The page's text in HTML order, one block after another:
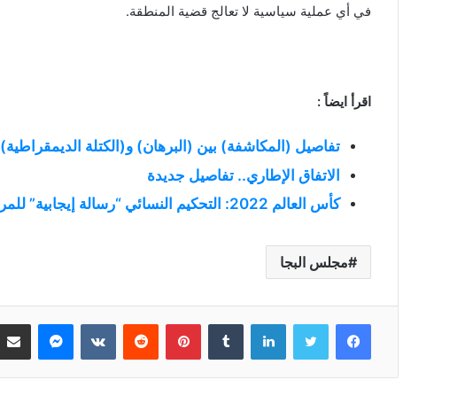
في أي عملية سياسية لا تعالج قضية المنطقة.
اقرأ ايضاً :
تفاصيل (المكاشفة) بين (البرهان) و(الكتلة الديمقراطية)
الاتفاق الإطاري.. تفاصيل جديدة
كأس العالم 2022: التحكيم النسائي “رسالة إيجابية” للمرأة في قطر
مجلس البجا
فيسبوك تويتر لينكدإن بينتيريست ماسنجر